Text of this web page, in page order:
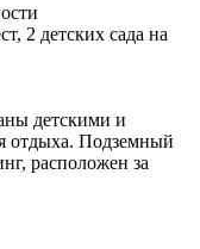
2 детских сада на
детскими и
отдыха. Подземный
расположен за